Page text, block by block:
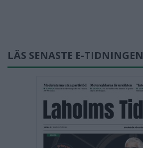
LÄS SENASTE E-TIDNINGEN